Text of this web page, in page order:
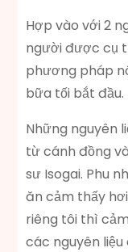
Hợp vào với 2
người được cụ
phương pháp
bữa tối bắt đầu.
Những nguyên
từ cánh đồng
sư Isogai. Phu
ăn cảm thấy
riêng tôi thì
các nguyên